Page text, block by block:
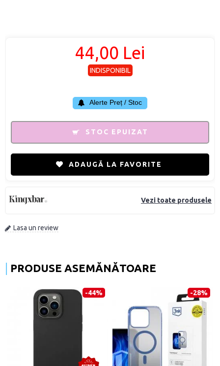
Vezi toate produsele
Lasa un review
44,00 Lei
INDISPONIBIL
Alerte Preț / Stoc
STOC EPUIZAT
ADAUGĂ LA FAVORITE
PRODUSE ASEMĂNĂTOARE
-44% -28%